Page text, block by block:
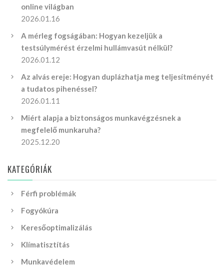
online világban
2026.01.16
A mérleg fogságában: Hogyan kezeljük a
testsúlymérést érzelmi hullámvasút nélkül?
2026.01.12
Az alvás ereje: Hogyan duplázhatja meg teljesítményét
a tudatos pihenéssel?
2026.01.11
Miért alapja a biztonságos munkavégzésnek a
megfelelő munkaruha?
2025.12.20
KATEGÓRIÁK
Férfi problémák
Fogyókúra
Keresőoptimalizálás
Klímatisztítás
Munkavédelem